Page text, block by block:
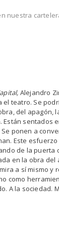
nuestra
Alejandro
teatro. Se
del apagón,
Están sentados
ponen a
Este esfuerzo
de la puerta
en la obra del
a sí mismo y
como
A la sociedad.